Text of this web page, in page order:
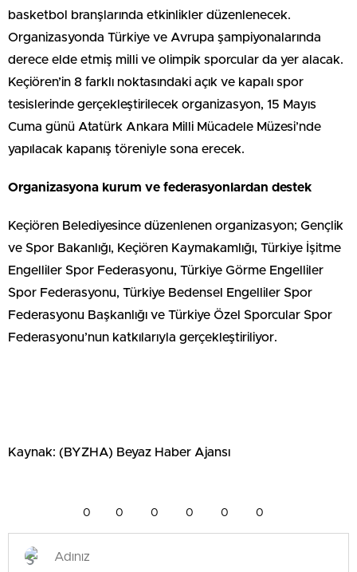
basketbol branşlarında etkinlikler düzenlenecek.
Organizasyonda Türkiye ve Avrupa şampiyonalarında
derece elde etmiş milli ve olimpik sporcular da yer alacak.
Keçiören’in 8 farklı noktasındaki açık ve kapalı spor
tesislerinde gerçekleştirilecek organizasyon, 15 Mayıs
Cuma günü Atatürk Ankara Milli Mücadele Müzesi’nde
yapılacak kapanış töreniyle sona erecek.
Organizasyona kurum ve federasyonlardan destek
Keçiören Belediyesince düzenlenen organizasyon; Gençlik
ve Spor Bakanlığı, Keçiören Kaymakamlığı, Türkiye İşitme
Engelliler Spor Federasyonu, Türkiye Görme Engelliler
Spor Federasyonu, Türkiye Bedensel Engelliler Spor
Federasyonu Başkanlığı ve Türkiye Özel Sporcular Spor
Federasyonu’nun katkılarıyla gerçekleştiriliyor.
Kaynak: (BYZHA) Beyaz Haber Ajansı
0 0 0 0 0 0